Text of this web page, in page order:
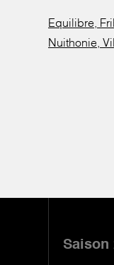
Equilibre,
Nuithonie,
Saison